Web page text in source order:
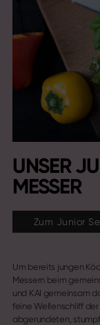
UNSER
MESSER
Zum Junior
Um bereits jungen
Messern beim
und KAI gemeinsam
feine Wellenschliff
abgerundeten,